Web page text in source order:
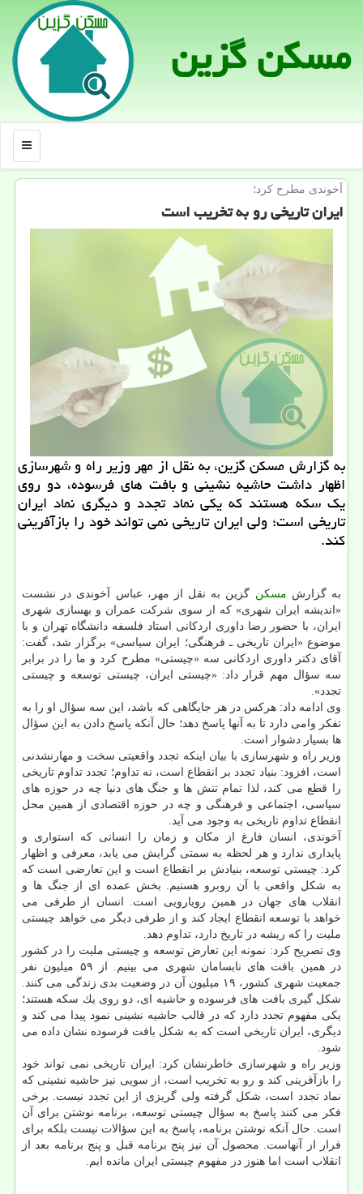
مسكن گزین
منو
آخوندی مطرح كرد؛
ایران تاریخی رو به تخریب است
به گزارش مسكن گزین، به نقل از مهر وزیر راه و شهرسازی
اظهار داشت حاشیه نشینی و بافت های فرسوده، دو روی
یك سكه هستند كه یكی نماد تجدد و دیگری نماد ایران
تاریخی است؛ ولی ایران تاریخی نمی تواند خود را بازآفرینی
كند.
به گزارش مسكن گزین به نقل از مهر، عباس آخوندی در نشست
«اندیشه ایران شهری» كه از سوی شركت عمران و بهسازی شهری
ایران، با حضور رضا داوری اردكانی استاد فلسفه دانشگاه تهران و با
موضوع «ایران تاریخی ـ فرهنگی؛ ایران سیاسی» برگزار شد، گفت:
آقای دكتر داوری اردكانی سه «چیستی» مطرح كرد و ما را در برابر
سه سؤال مهم قرار داد: «چیستی ایران، چیستی توسعه و چیستی
تجدد».
وی ادامه داد: هركس در هر جایگاهی كه باشد، این سه سؤال او را به
تفكر وامی دارد تا به آنها پاسخ دهد؛ حال آنكه پاسخ دادن به این سؤال
ها بسیار دشوار است.
وزیر راه و شهرسازی با بیان اینكه تجدد واقعیتی سخت و مهارنشدنی
است، افزود: بنیاد تجدد بر انقطاع است، نه تداوم؛ تجدد تداوم تاریخی
را قطع می كند، لذا تمام تنش ها و جنگ های دنیا چه در حوزه های
سیاسی، اجتماعی و فرهنگی و چه در حوزه اقتصادی از همین محل
انقطاع تداوم تاریخی به وجود می آید.
آخوندی، انسان فارغ از مكان و زمان را انسانی كه استواری و
پایداری ندارد و هر لحظه به سمتی گرایش می یابد، معرفی و اظهار
كرد: چیستی توسعه، بنیادش بر انقطاع است و این تعارضی است كه
به شكل واقعی با آن روبرو هستیم. بخش عمده ای از جنگ ها و
انقلاب های جهان در همین رویارویی است. انسان از طرفی می
خواهد با توسعه انقطاع ایجاد كند و از طرفی دیگر می خواهد چیستی
ملیت را كه ریشه در تاریخ دارد، تداوم دهد.
وی تصریح كرد: نمونه این تعارض توسعه و چیستی ملیت را در كشور
در همین بافت های نابسامان شهری می بینیم. از ۵۹ میلیون نفر
جمعیت شهری كشور، ۱۹ میلیون آن در وضعیت بدی زندگی می كنند.
شكل گیری بافت های فرسوده و حاشیه ای، دو روی یك سكه هستند؛
یكی مفهوم تجدد دارد كه در قالب حاشیه نشینی نمود پیدا می كند و
دیگری، ایران تاریخی است كه به شكل بافت فرسوده نشان داده می
شود.
وزیر راه و شهرسازی خاطرنشان كرد: ایران تاریخی نمی تواند خود
را بازآفرینی كند و رو به تخریب است، از سویی نیز حاشیه نشینی كه
نماد تجدد است، شكل گرفته ولی گریزی از این تجدد نیست. برخی
فكر می كنند پاسخ به سؤال چیستی توسعه، برنامه نوشتن برای آن
است. حال آنكه نوشتن برنامه، پاسخ به این سؤالات نیست بلكه برای
فرار از آنهاست. محصول آن نیز پنج برنامه قبل و پنج برنامه بعد از
انقلاب است اما هنوز در مفهوم چیستی ایران مانده ایم.